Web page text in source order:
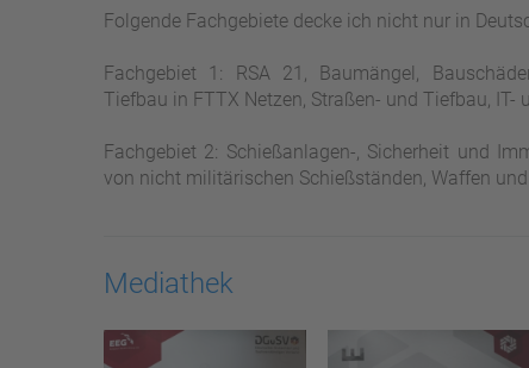
Folgende Fachgebiete decke ich nicht nur in
Fachgebiet 1: RSA 21, Baumängel,
Tiefbau in FTTX Netzen, Straßen- und Tiefbau,
Fachgebiet 2: Schießanlagen-, Sicherheit und
von nicht militärischen Schießständen, Waffen
Mediathek